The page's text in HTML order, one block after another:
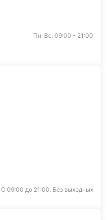
Пн-Вс: 09:00 - 21:00
С 09:00 до 21:00. Без выходных